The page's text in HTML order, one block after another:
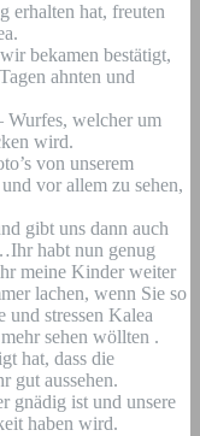
erhalten hat, freuten
bekamen bestätigt,
ahnten und
Wurfes, welcher um
wird.
von unserem
vor allem zu sehen,
gibt uns dann auch
habt nun genug
meine Kinder weiter
lachen, wenn Sie so
und stressen Kalea
sehen wöllten .
hat, dass die
gut aussehen.
gnädig ist und unsere
haben wird.